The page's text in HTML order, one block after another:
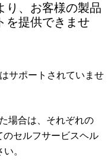
り、お客様の製品
を提供できませ
サポートされていませ
場合は、それぞれの
のセルフサービスヘル
。